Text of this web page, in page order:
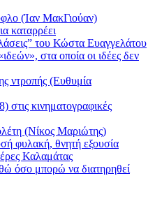
(Ίαν ΜακΓιούαν)
καταρρέει
του Κώστα Ευαγγελάτου
στα οποία οι ιδέες δεν
ντροπής (Ευθυμία
στις κινηματογραφικές
(Νίκος Μαριώτης)
φυλακή, θνητή εξουσία
Καλαμάτας
όσο μπορώ να διατηρηθεί